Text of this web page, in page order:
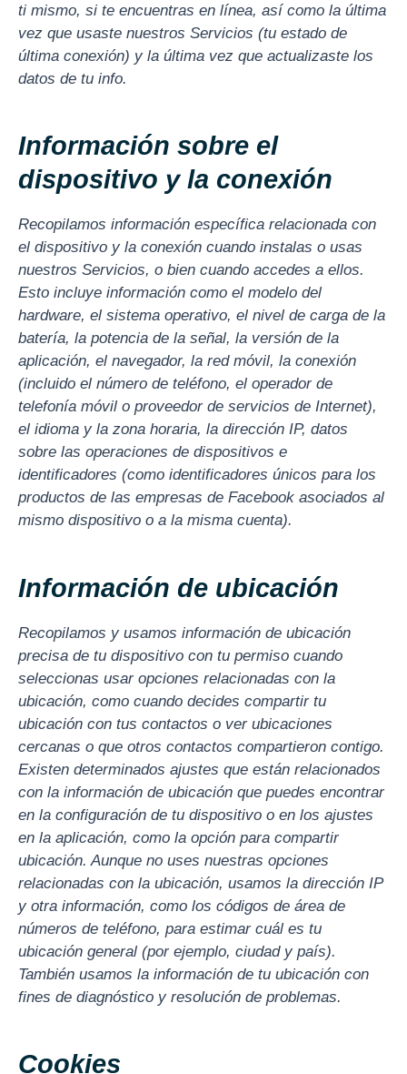
ti mismo, si te encuentras en línea, así como la última
vez que usaste nuestros Servicios (tu estado de
última conexión) y la última vez que actualizaste los
datos de tu info.
Información sobre el
dispositivo y la conexión
Recopilamos información específica relacionada con
el dispositivo y la conexión cuando instalas o usas
nuestros Servicios, o bien cuando accedes a ellos.
Esto incluye información como el modelo del
hardware, el sistema operativo, el nivel de carga de la
batería, la potencia de la señal, la versión de la
aplicación, el navegador, la red móvil, la conexión
(incluido el número de teléfono, el operador de
telefonía móvil o proveedor de servicios de Internet),
el idioma y la zona horaria, la dirección IP, datos
sobre las operaciones de dispositivos e
identificadores (como identificadores únicos para los
productos de las empresas de Facebook asociados al
mismo dispositivo o a la misma cuenta).
Información de ubicación
Recopilamos y usamos información de ubicación
precisa de tu dispositivo con tu permiso cuando
seleccionas usar opciones relacionadas con la
ubicación, como cuando decides compartir tu
ubicación con tus contactos o ver ubicaciones
cercanas o que otros contactos compartieron contigo.
Existen determinados ajustes que están relacionados
con la información de ubicación que puedes encontrar
en la configuración de tu dispositivo o en los ajustes
en la aplicación, como la opción para compartir
ubicación. Aunque no uses nuestras opciones
relacionadas con la ubicación, usamos la dirección IP
y otra información, como los códigos de área de
números de teléfono, para estimar cuál es tu
ubicación general (por ejemplo, ciudad y país).
También usamos la información de tu ubicación con
fines de diagnóstico y resolución de problemas.
Cookies